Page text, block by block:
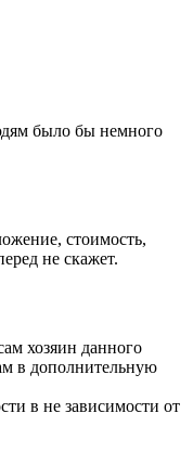
было бы немного
стоимость,
не скажет.
хозяин данного
в дополнительную
в не зависимости от